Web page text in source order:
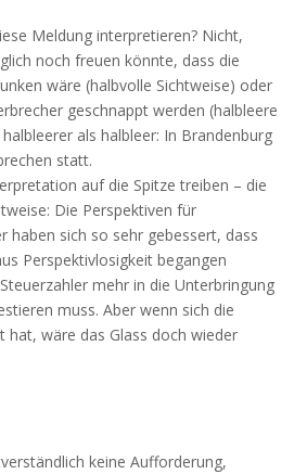
Meldung interpretieren? Nicht,
noch freuen könnte, dass die
wäre (halbvolle Sichtweise) oder
geschnappt werden (halbleere
als halbleer: In Brandenburg
statt.
auf die Spitze treiben – die
Die Perspektiven für
haben sich so sehr gebessert, dass
Perspektivlosigkeit begangen
mehr in die Unterbringung
muss. Aber wenn sich die
hat, wäre das Glass doch wieder
keine Aufforderung,